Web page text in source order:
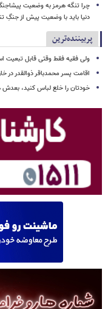
چرا تنگه هرمز به وضعیت
دنیا باید با وضعیت پیش از جنگِ
پربیننده‌ترین
ولی فقیه فقط وقتی قابل تبعیت
اقامت پسر محمدباقر ذوالقدر در
خودتان را خلع لباس کنید،